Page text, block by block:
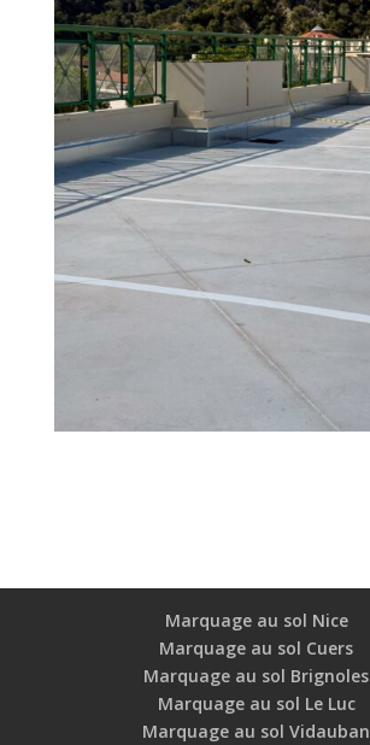
Marquage au sol Nice
Marquage au sol Cuers
Marquage au sol Brignoles
Marquage au sol Le Luc
Marquage au sol Vidauban